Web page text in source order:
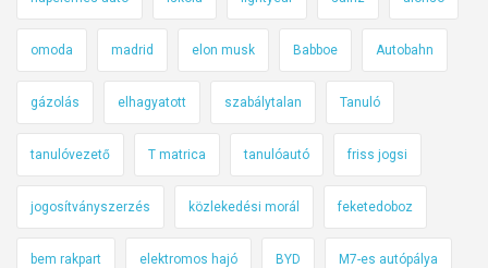
omoda madrid elon musk Babboe Autobahn
gázolás elhagyatott szabálytalan Tanuló
tanulóvezető T matrica tanulóautó friss jogsi
jogosítványszerzés közlekedési morál feketedoboz
bem rakpart elektromos hajó BYD M7-es autópálya